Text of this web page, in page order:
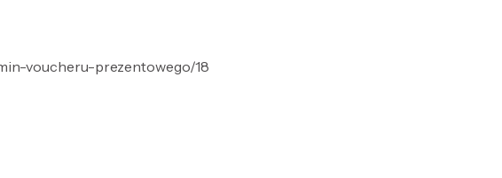
voucheru-prezentowego/18